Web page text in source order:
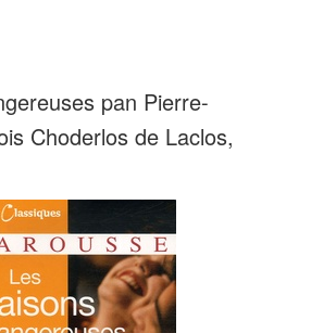
pan Pierre-
Choderlos de Laclos,